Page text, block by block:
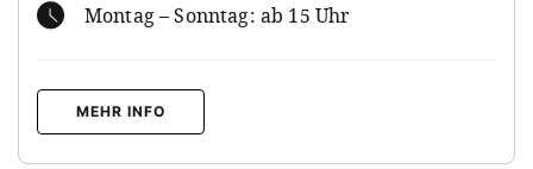
Montag – Sonntag: ab 15 Uhr
MEHR INFO